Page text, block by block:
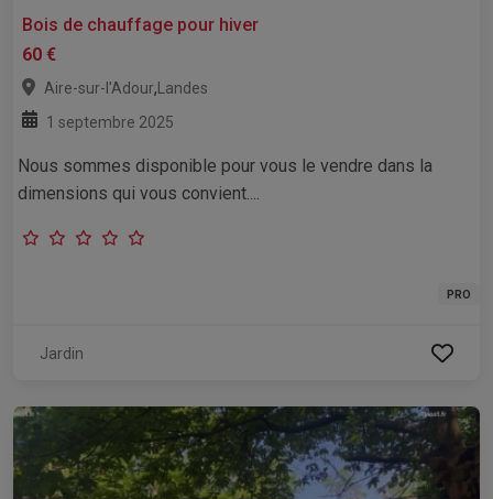
Bois de chauffage pour hiver
60 €
Aire-sur-l'Adour, Landes
1 septembre 2025
Nous sommes disponible pour vous le vendre dans la
dimensions qui vous convient....
PRO
Jardin